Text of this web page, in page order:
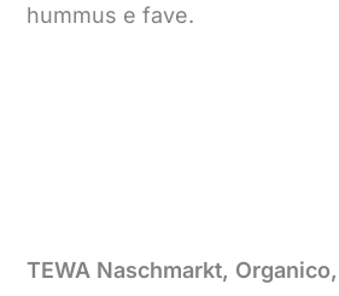
hummus e fave.
TEWA Naschmarkt,